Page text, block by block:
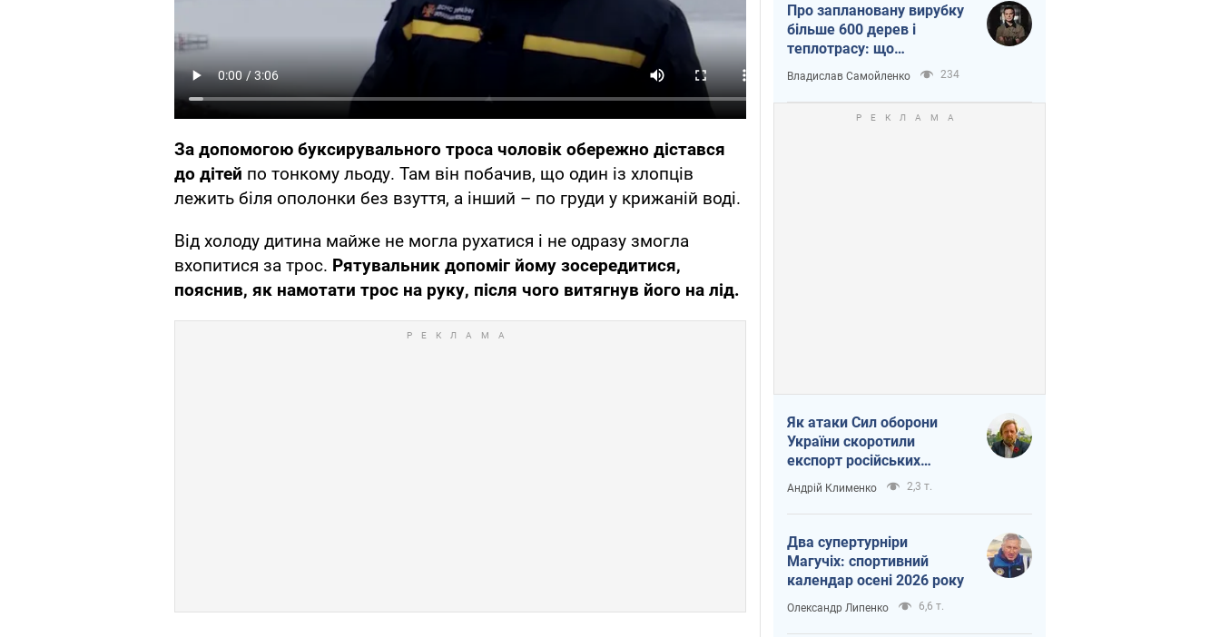
За допомогою буксирувального троса чоловік обережно дістався
до дітей по тонкому льоду. Там він побачив, що один із хлопців
лежить біля ополонки без взуття, а інший – по груди у крижаній воді.
Від холоду дитина майже не могла рухатися і не одразу змогла
вхопитися за трос. Рятувальник допоміг йому зосередитися,
пояснив, як намотати трос на руку, після чого витягнув його на лід.
Про заплановану вирубку
більше 600 дерев і
теплотрасу: що
відбувається на Теремках
у Києві
Владислав Самойленко 234
Як атаки Сил оборони
України скоротили
експорт російських
нафтопродуктів
Андрій Клименко 2,3 т.
Два супертурніри
Магучіх: спортивний
календар осені 2026 року
Олександр Липенко 6,6 т.